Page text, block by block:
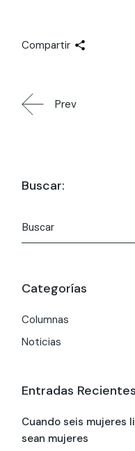
Compartir
Prev
Buscar:
por:
Categorías
Columnas
Noticias
Entradas Recientes
Cuando seis mujeres
sean mujeres